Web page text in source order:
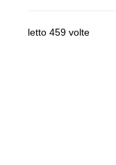
letto 459 volte